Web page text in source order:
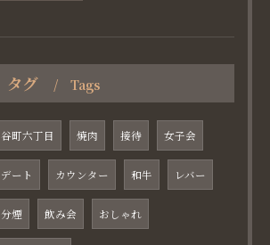
タグ Tags
谷町六丁目 焼肉 接待 女子会
デート カウンター 和牛 レバー
分煙 飲み会 おしゃれ